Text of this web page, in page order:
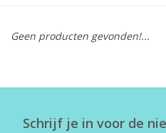
Geen producten gevonden!...
Schrijf je in voor de